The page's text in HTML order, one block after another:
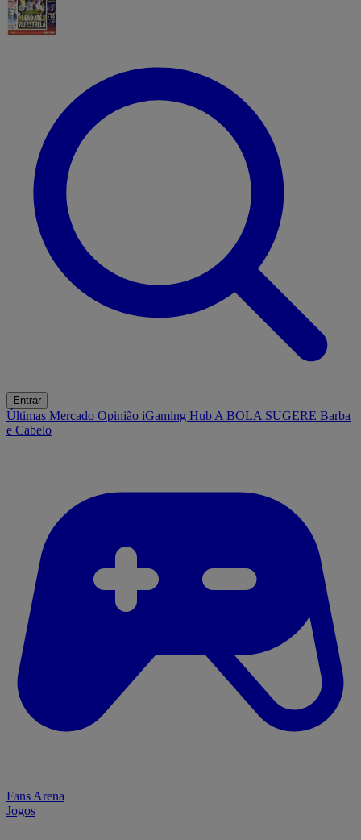
Entrar
Últimas Mercado Opinião iGaming Hub A BOLA SUGERE Barba
e Cabelo
Fans Arena
Jogos